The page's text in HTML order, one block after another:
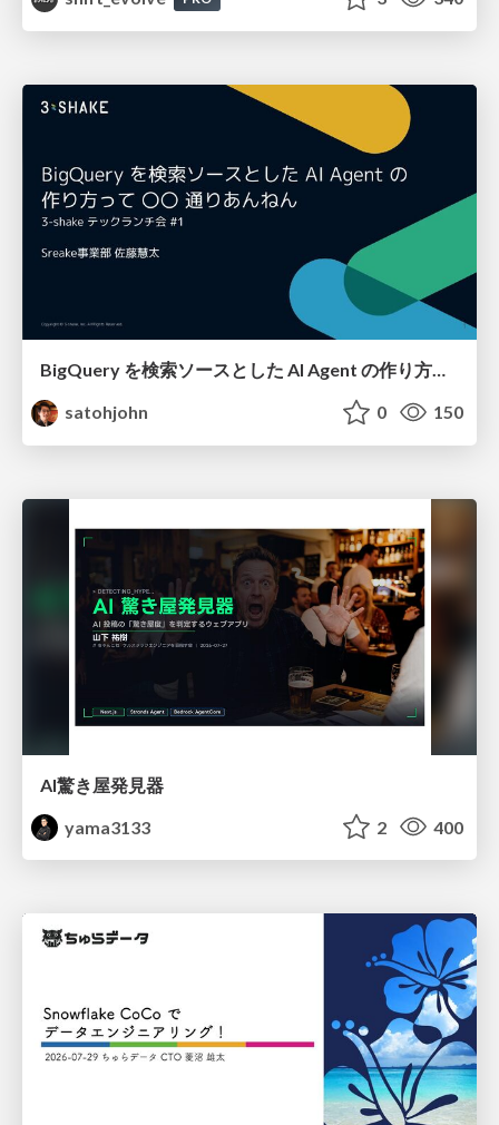
BigQuery を検索ソースとした AI Agent の作り方って 〇〇 通りあんねん
satohjohn
0 150
AI驚き屋発見器
yama3133
2 400